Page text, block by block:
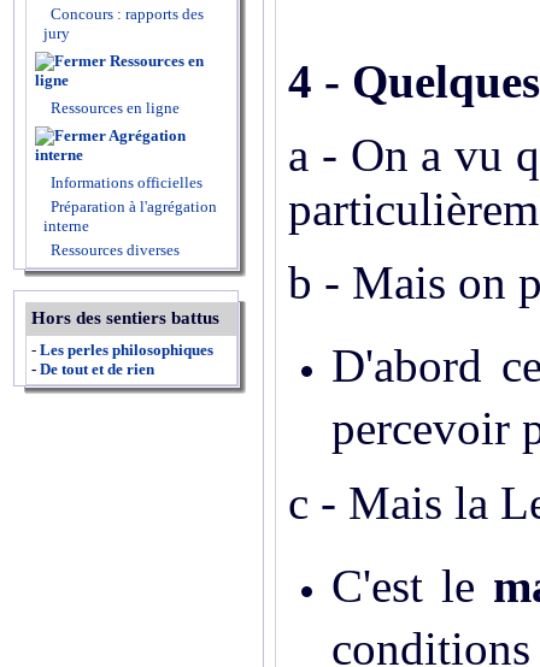
Concours : rapports des
jury
Ressources en
ligne
Ressources en ligne
Agrégation
interne
Informations officielles
Préparation à l'agrégation
interne
Ressources diverses
Hors des sentiers battus
- Les perles philosophiques
- De tout et de rien
4 -
a - On a vu
b - Mais on
D'abord
percevoir
c - Mais la
C'est le
conditions